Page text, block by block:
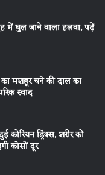
घुल जाने वाला हलवा, पढ़ें
का मशहूर चने की दाल का
स्वाद
कोरियन ड्रिंक्स, शरीर को
कोसों दूर